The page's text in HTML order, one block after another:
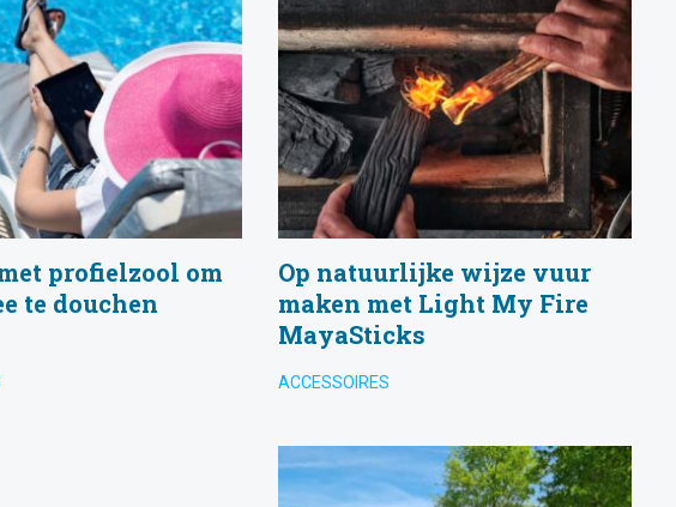
profielzool om
te douchen
Op natuurlijke wijze vuur
maken met Light My Fire
MayaSticks
ACCESSOIRES